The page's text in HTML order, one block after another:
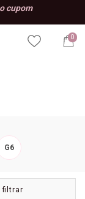
cupom
0
G6
filtrar